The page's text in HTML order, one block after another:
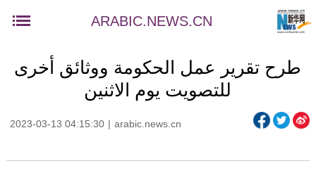
ARABIC.NEWS.CN
طرح تقرير عمل الحكومة ووثائق أخرى
للتصويت يوم الاثنين
2023-03-13 04:15:30 | arabic.news.cn